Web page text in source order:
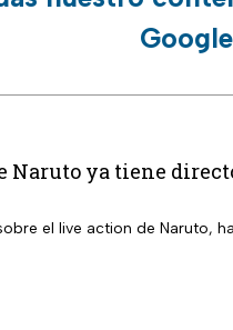
Naruto ya tiene
el live action de Naruto,